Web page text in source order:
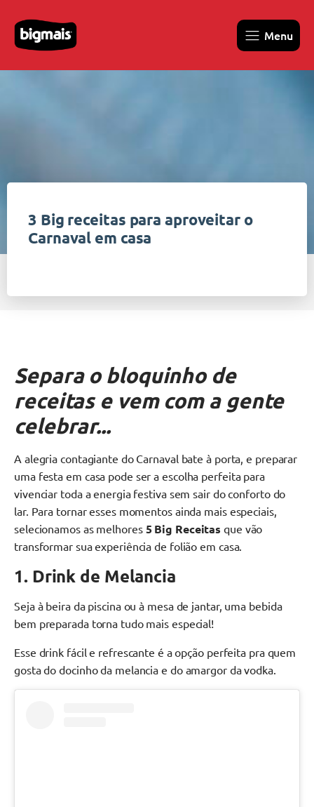
Menu
3 Big receitas para aproveitar o
Carnaval em casa
Separa o bloquinho de
receitas e vem com a gente
celebrar...
A alegria contagiante do Carnaval bate à porta, e preparar
uma festa em casa pode ser a escolha perfeita para
vivenciar toda a energia festiva sem sair do conforto do
lar. Para tornar esses momentos ainda mais especiais,
selecionamos as melhores 5 Big Receitas que vão
transformar sua experiência de folião em casa.
1. Drink de Melancia
Seja à beira da piscina ou à mesa de jantar, uma bebida
bem preparada torna tudo mais especial!
Esse drink fácil e refrescante é a opção perfeita pra quem
gosta do docinho da melancia e do amargor da vodka.